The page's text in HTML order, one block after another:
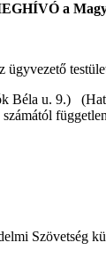
a
ügyvezető
u. 9.)
Szövetség